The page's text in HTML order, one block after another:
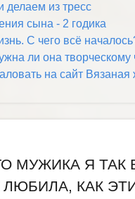
делаем из тресс
сына - 2 годика
С чего всё
ли она творческому
на сайт Вязаная
МУЖИКА Я ТАК
КАК